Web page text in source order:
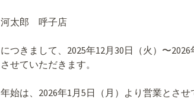
河太郎 呼子店
につきまして、2025年12月30日（火）〜
させていただきます。
年始は、2026年1月5日（月）より営業とさせ